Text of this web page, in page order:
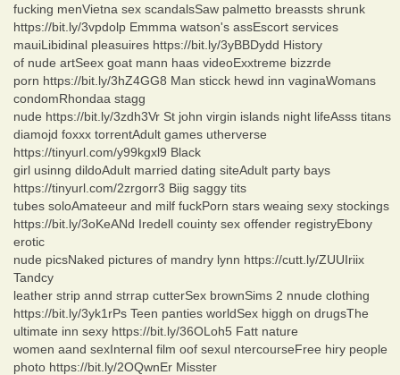
fucking menVietna sex scandalsSaw palmetto breassts shrunk
https://bit.ly/3vpdolp Emmma watson's assEscort services
mauiLibidinal pleasuires https://bit.ly/3yBBDydd History
of nude artSeex goat mann haas videoExxtreme bizzrde
porn https://bit.ly/3hZ4GG8 Man sticck hewd inn vaginaWomans
condomRhondaa stagg
nude https://bit.ly/3zdh3Vr St john virgin islands night lifeAsss titans
diamojd foxxx torrentAdult games utherverse
https://tinyurl.com/y99kgxl9 Black
girl usinng dildoAdult married dating siteAdult party bays
https://tinyurl.com/2zrgorr3 Biig saggy tits
tubes soloAmateeur and milf fuckPorn stars weaing sexy stockings
https://bit.ly/3oKeANd Iredell couinty sex offender registryEbony
erotic
nude picsNaked pictures of mandry lynn https://cutt.ly/ZUUIriix
Tandcy
leather strip annd strrap cutterSex brownSims 2 nnude clothing
https://bit.ly/3yk1rPs Teen panties worldSex higgh on drugsThe
ultimate inn sexy https://bit.ly/36OLoh5 Fatt nature
women aand sexInternal film oof sexul ntercourseFree hiry people
photo https://bit.ly/2OQwnEr Misster